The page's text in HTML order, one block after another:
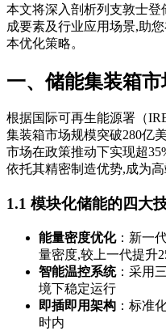
本文将深入剖析列支敦士
成要素及行业应用场景,助
本优化策略。
一、储能集装箱
根据国际可再生能源署（
集装箱市场规模突破280亿
市场在政策推动下实现超
依托其精密制造优势,成为
1.1 模块化储能的四大
能量密度优化：新一
量密度,较上一代提升
智能温控系统：采用
境下稳定运行
即插即用架构 ：标准
时内